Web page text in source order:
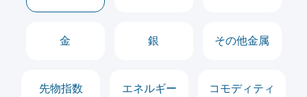
金 銀 その他金属
先物指数 エネルギー コモディティ